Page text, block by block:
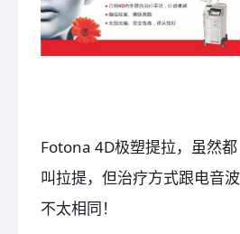
Fotona 4D极塑提拉，虽然都
叫拉提，但治疗方式跟电音波
不太相同！